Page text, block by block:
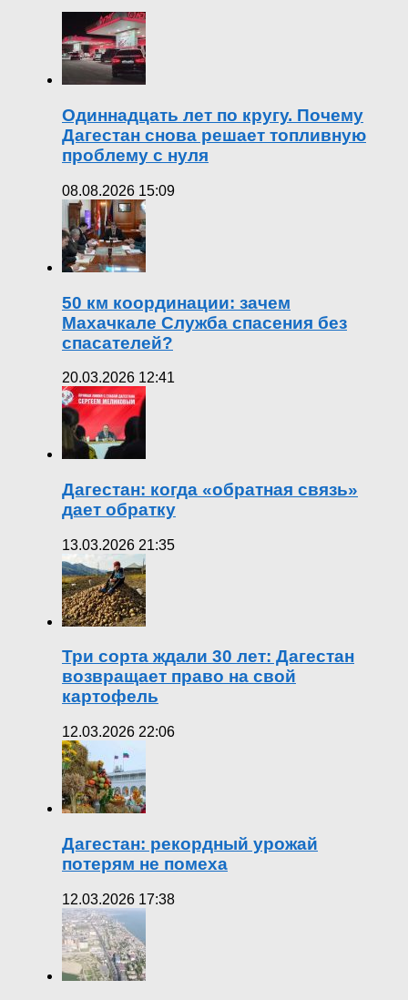
Одиннадцать лет по кругу. Почему
Дагестан снова решает топливную
проблему с нуля
08.08.2026 15:09
50 км координации: зачем
Махачкале Служба спасения без
спасателей?
20.03.2026 12:41
Дагестан: когда «обратная связь»
дает обратку
13.03.2026 21:35
Три сорта ждали 30 лет: Дагестан
возвращает право на свой
картофель
12.03.2026 22:06
Дагестан: рекордный урожай
потерям не помеха
12.03.2026 17:38